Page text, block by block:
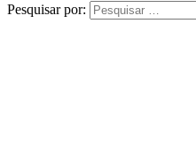
Pesquisar por: